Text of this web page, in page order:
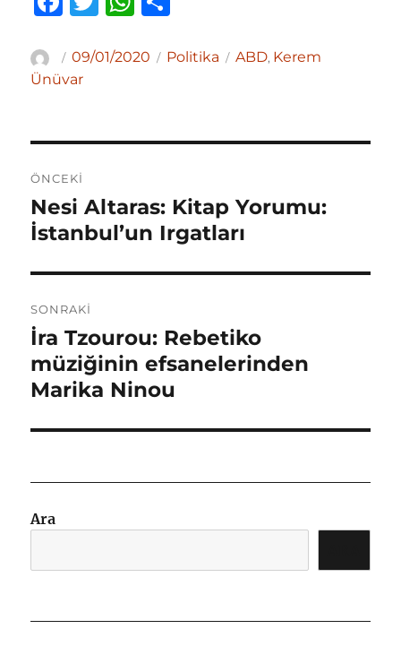
c
e
o
o
k
it at
p
ar
Yazar
Yayın
tarihi
09/01/2020 Kategoriler
Politika Etiketler
ABD, Kerem
Ünüvar
gezinmesi
ÖNCEKI
Önceki
yazı:
Nesi Altaras: Kitap Yorumu:
İstanbul’un Irgatları
SONRAKI
Sonraki
yazı:
İra Tzourou: Rebetiko
müziğinin efsanelerinden
Marika Ninou
Ara